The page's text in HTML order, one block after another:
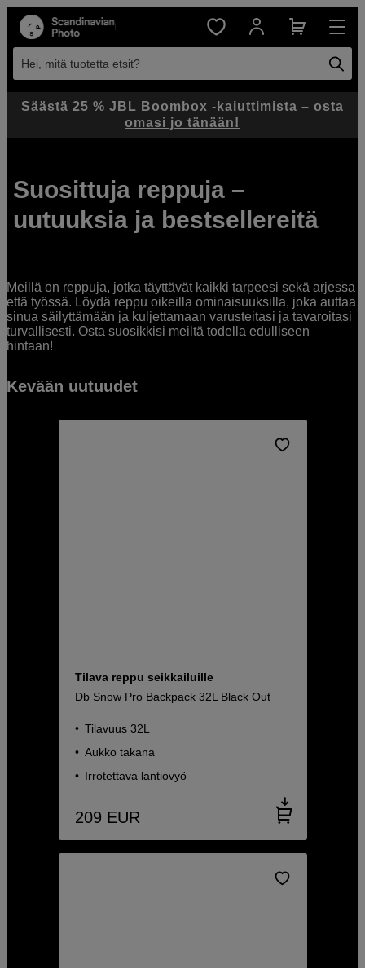
Hei, mitä tuotetta etsit?
Suosittuja reppuja –
uutuuksia ja bestsellereitä
Meillä on reppuja, jotka täyttävät kaikki tarpeesi sekä arjessa
että työssä. Löydä reppu oikeilla ominaisuuksilla, joka auttaa
sinua säilyttämään ja kuljettamaan varusteitasi ja tavaroitasi
turvallisesti. Osta suosikkisi meiltä todella edulliseen
hintaan!
Kevään uutuudet
Tilava reppu seikkailuille
Db Snow Pro Backpack 32L Black Out
Tilavuus 32L
Aukko takana
Irrotettava lantiovyö
209 EUR
Säästä 25 % JBL Boombox -kaiuttimista – osta
omasi jo tänään!